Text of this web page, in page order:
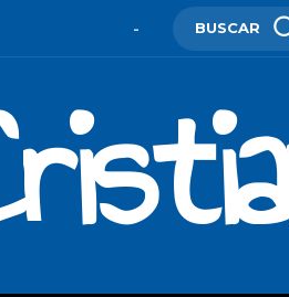
- BUSCAR